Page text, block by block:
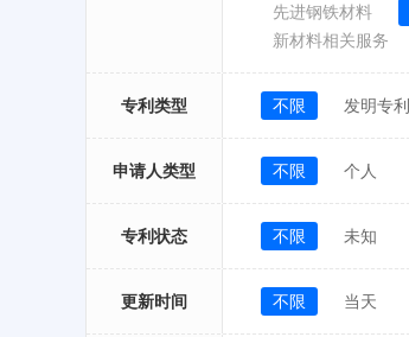
先进钢铁材料
新材料相关服务
专利类型 不限 发明专利
申请人类型 不限 个人
专利状态 不限 未知
更新时间 不限 当天